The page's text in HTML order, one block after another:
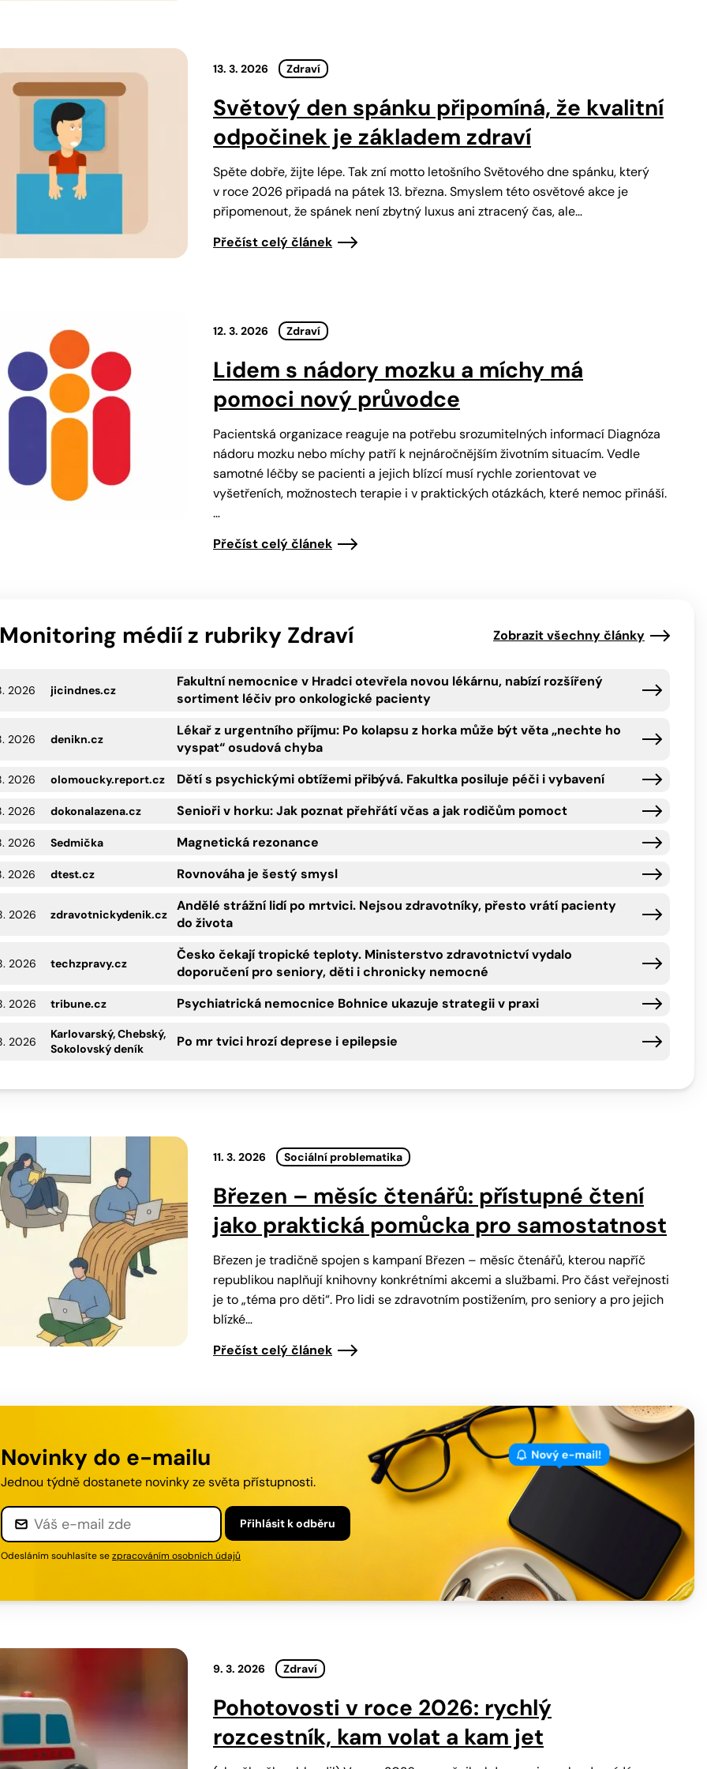
13. 3. 2026 Zdraví
Světový den spánku připomíná, že kvalitní
odpočinek je základem zdraví
Spěte dobře, žijte lépe. Tak zní motto letošního Světového dne spánku, který
v roce 2026 připadá na pátek 13. března. Smyslem této osvětové akce je
připomenout, že spánek není zbytný luxus ani ztracený čas, ale…
Přečíst celý článek
12. 3. 2026 Zdraví
Lidem s nádory mozku a míchy má
pomoci nový průvodce
Pacientská organizace reaguje na potřebu srozumitelných informací Diagnóza
nádoru mozku nebo míchy patří k nejnáročnějším životním situacím. Vedle
samotné léčby se pacienti a jejich blízcí musí rychle zorientovat ve
vyšetřeních, možnostech terapie i v praktických otázkách, které nemoc přináší.
…
Přečíst celý článek
Monitoring médií z rubriky Zdraví Zobrazit všechny články
2026 jicindnes.cz
Fakultní nemocnice v Hradci otevřela novou lékárnu, nabízí rozšířený
sortiment léčiv pro onkologické pacienty
2026 denikn.cz
Lékař z urgentního příjmu: Po kolapsu z horka může být věta „nechte ho
vyspat“ osudová chyba
2026 olomoucky.report.cz Dětí s psychickými obtížemi přibývá. Fakultka posiluje péči i vybavení
2026 dokonalazena.cz Senioři v horku: Jak poznat přehřátí včas a jak rodičům pomoct
2026 Sedmička Magnetická rezonance
2026 dtest.cz Rovnováha je šestý smysl
2026 zdravotnickydenik.cz
Andělé strážní lidí po mrtvici. Nejsou zdravotníky, přesto vrátí pacienty
do života
2026 techzpravy.cz
Česko čekají tropické teploty. Ministerstvo zdravotnictví vydalo
doporučení pro seniory, děti i chronicky nemocné
2026 tribune.cz Psychiatrická nemocnice Bohnice ukazuje strategii v praxi
2026
Karlovarský, Chebský,
Sokolovský deník
Po mr tvici hrozí deprese i epilepsie
11. 3. 2026 Sociální problematika
Březen – měsíc čtenářů: přístupné čtení
jako praktická pomůcka pro samostatnost
Březen je tradičně spojen s kampaní Březen – měsíc čtenářů, kterou napříč
republikou naplňují knihovny konkrétními akcemi a službami. Pro část veřejnosti
je to „téma pro děti“. Pro lidi se zdravotním postižením, pro seniory a pro jejich
blízké…
Přečíst celý článek
Novinky do e-mailu
Jednou týdně dostanete novinky ze světa přístupnosti.
Přihlásit k odběru
Odesláním souhlasíte sezpracováním osobních údajů
9. 3. 2026 Zdraví
Pohotovosti v roce 2026: rychlý
rozcestník, kam volat a kam jet